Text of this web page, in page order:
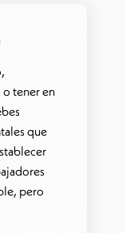
tener en
que
pero